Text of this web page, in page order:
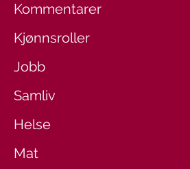
Kommentarer
Kjønnsroller
Jobb
Samliv
Helse
Mat